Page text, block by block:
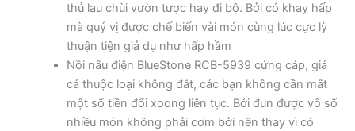
thủ lau chùi vườn tược hay đi bộ. Bởi có khay hấp
mà quý vị được chế biến vài món cùng lúc cực lỳ
thuận tiện giả dụ như hấp hầm
Nồi nấu điện BlueStone RCB-5939 cứng cáp, giá
cả thuộc loại không đắt, các bạn không cần mất
một số tiền đổi xoong liên tục. Bởi đun được vô số
nhiều món không phải cơm bởi nên thay vì có